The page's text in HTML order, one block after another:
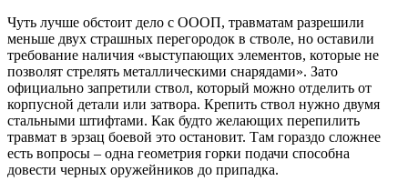
Чуть лучше обстоит дело с ОООП, травматам разрешили
меньше двух страшных перегородок в стволе, но оставили
требование наличия «выступающих элементов, которые не
позволят стрелять металлическими снарядами». Зато
официально запретили ствол, который можно отделить от
корпусной детали или затвора. Крепить ствол нужно двумя
стальными штифтами. Как будто желающих перепилить
травмат в эрзац боевой это остановит. Там гораздо сложнее
есть вопросы – одна геометрия горки подачи способна
довести черных оружейников до припадка.